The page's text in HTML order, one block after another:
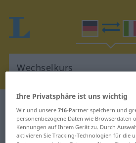
Deutsch-Italienisch
für "Wechselkurs"
Ihre Privatsphäre ist uns wichtig
Wir und unsere716-Partner speichern und
personenbezogene Daten wie Browserdaten
Kennungen auf Ihrem Gerät zu. Durch
aktivieren Sie Tracking-Technologien für die